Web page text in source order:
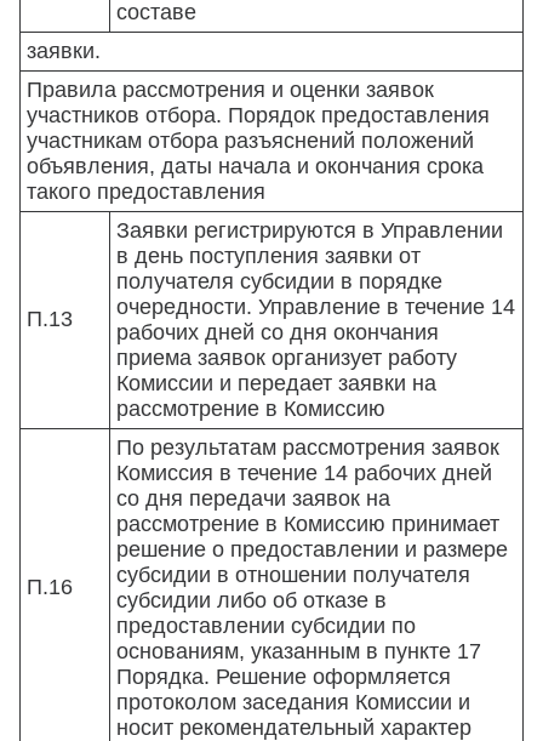
составе
заявки.
Правила рассмотрения и оценки заявок
участников отбора. Порядок предоставления
участникам отбора разъяснений положений
объявления, даты начала и окончания срока
такого предоставления
П.13
Заявки регистрируются в Управлении
в день поступления заявки от
получателя субсидии в порядке
очередности. Управление в течение 14
рабочих дней со дня окончания
приема заявок организует работу
Комиссии и передает заявки на
рассмотрение в Комиссию
П.16
По результатам рассмотрения заявок
Комиссия в течение 14 рабочих дней
со дня передачи заявок на
рассмотрение в Комиссию принимает
решение о предоставлении и размере
субсидии в отношении получателя
субсидии либо об отказе в
предоставлении субсидии по
основаниям, указанным в пункте 17
Порядка. Решение оформляется
протоколом заседания Комиссии и
носит рекомендательный характер